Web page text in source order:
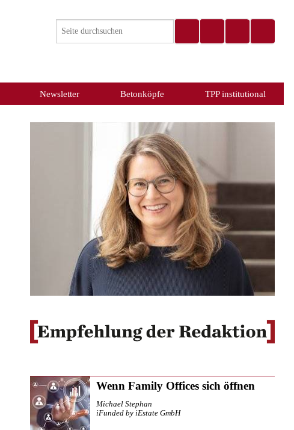
Newsletter Betonköpfe TPP institutional
Wenn Family Offices sich öffnen
Michael Stephan
iFunded by iEstate GmbH